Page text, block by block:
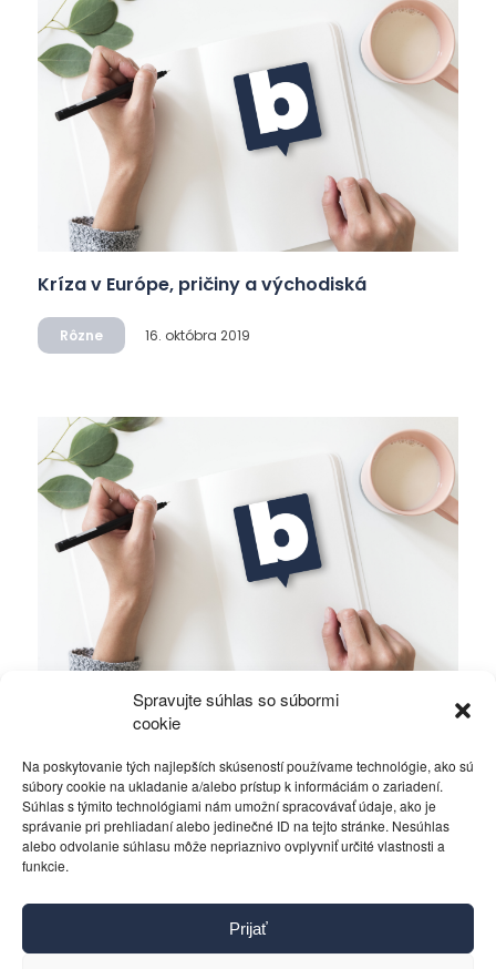
Spravujte súhlas so súbormi
cookie
Na poskytovanie tých najlepších skúseností používame technológie, ako sú
súbory cookie na ukladanie a/alebo prístup k informáciám o zariadení.
Súhlas s týmito technológiami nám umožní spracovávať údaje, ako je
správanie pri prehliadaní alebo jedinečné ID na tejto stránke. Nesúhlas
alebo odvolanie súhlasu môže nepriaznivo ovplyvniť určité vlastnosti a
funkcie.
Prijať
Kríza v Európe, pričiny a východiská
Rôzne 16. októbra 2019
Alawiti v Sýrii bojujú o holé prežitie
Rôzne 16. októbra 2019
Kontakt
Pravidlá používania